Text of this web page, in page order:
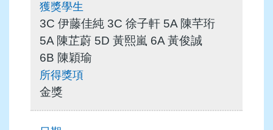
3C 伊藤佳純 3C 徐子軒 5A 陳芊珩
5A 陳芷蔚 5D 黃熙嵐 6A 黃俊誠
6B 陳穎瑜
金獎